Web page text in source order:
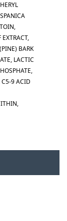
BARK
LACTIC
C5-9 ACID